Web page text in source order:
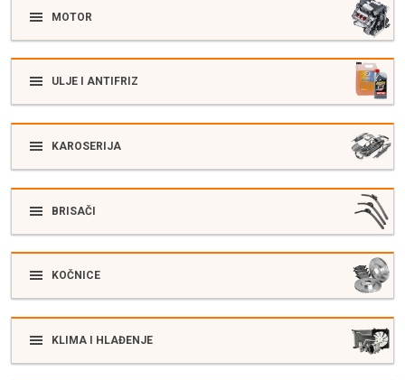
MOTOR
ULJE I ANTIFRIZ
KAROSERIJA
BRISAČI
KOČNICE
KLIMA I HLAĐENJE